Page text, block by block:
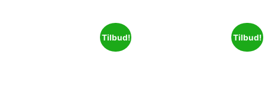
Tilbud! Tilbud!